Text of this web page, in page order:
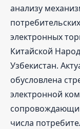
анализу
электронных
Китайской
Узбекистан.
обусловлена
электронной
числа